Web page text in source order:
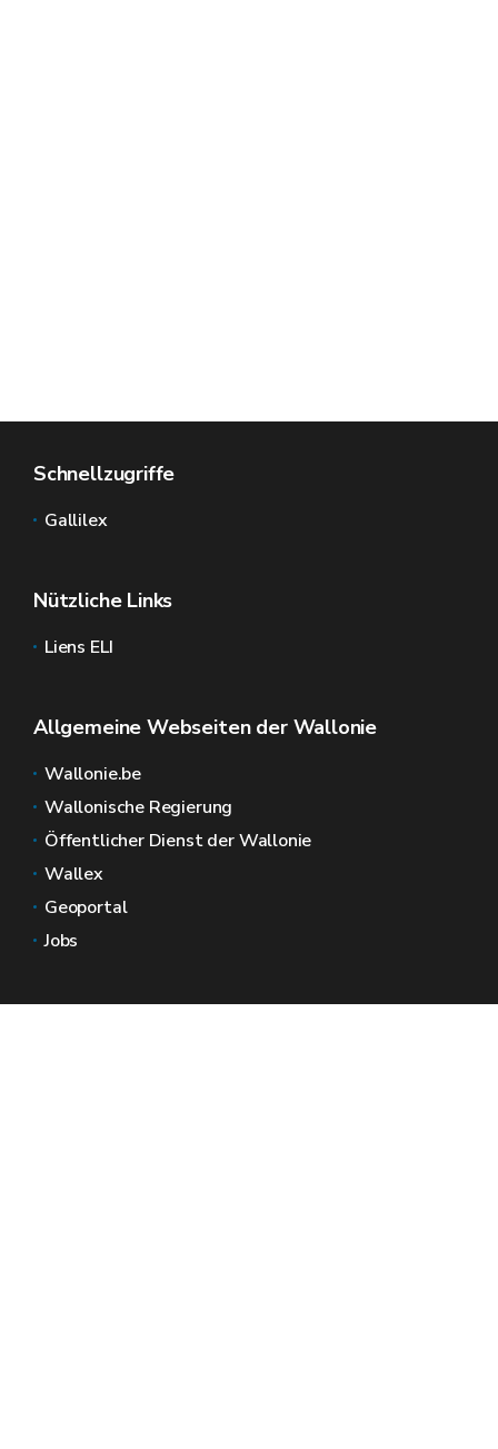
Schnellzugriffe
Gallilex
Nützliche Links
Liens ELI
Allgemeine Webseiten der Wallonie
Wallonie.be
Wallonische Regierung
Öffentlicher Dienst der Wallonie
Wallex
Geoportal
Jobs